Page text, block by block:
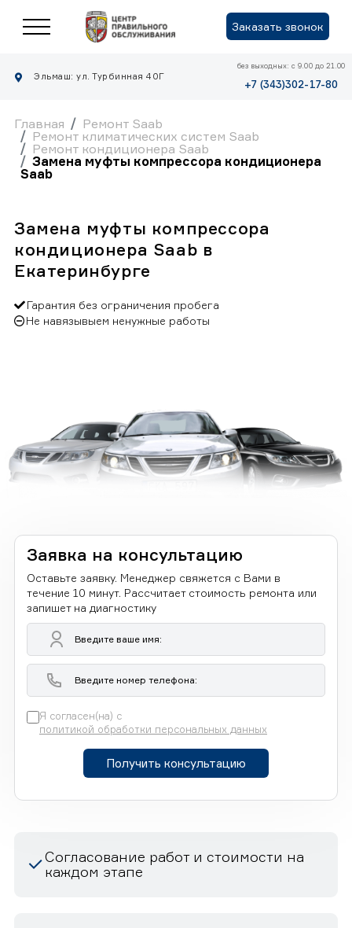
Заказать звонок
Эльмаш: ул. Турбинная 40Г
без выходных: с 9.00 до 21.00
+7 (343)302-17-80
Главная
Ремонт Saab
Ремонт климатических систем Saab
Ремонт кондиционера Saab
Замена муфты компрессора кондиционера
Saab
Замена муфты компрессора
кондиционера Saab в
Екатеринбурге
Гарантия без ограничения пробега
Не навязывыем ненужные работы
Заявка на консультацию
Оставьте заявку. Менеджер свяжется с Вами в
течение 10 минут. Рассчитает стоимость ремонта или
запишет на диагностику
Я согласен(на) с
политикой обработки персональных данных
Получить консультацию
Согласование работ и стоимости на
каждом этапе